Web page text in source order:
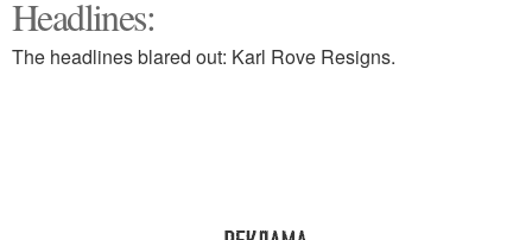
Дом для разных членов
Headlines:
The headlines blared out: Karl Rove Resigns.